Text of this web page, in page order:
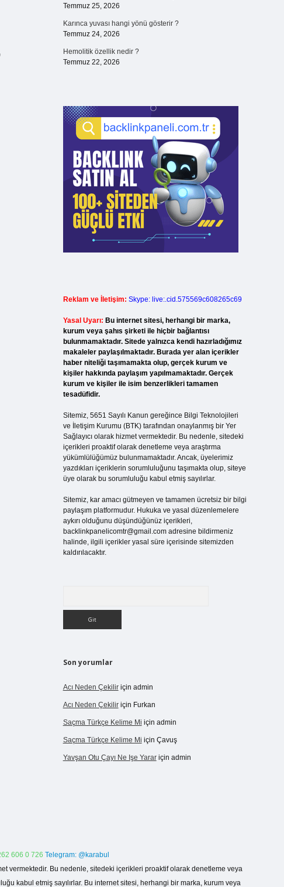
Temmuz 25, 2026
Karınca yuvası hangi yönü gösterir ?
Temmuz 24, 2026
Hemolitik özellik nedir ?
Temmuz 22, 2026
Reklam ve İletişim: Skype: live:.cid.575569c608265c69
Yasal Uyarı: Bu internet sitesi, herhangi bir marka,
kurum veya şahıs şirketi ile hiçbir bağlantısı
bulunmamaktadır. Sitede yalnızca kendi hazırladığımız
makaleler paylaşılmaktadır. Burada yer alan içerikler
haber niteliği taşımamakta olup, gerçek kurum ve
kişiler hakkında paylaşım yapılmamaktadır. Gerçek
kurum ve kişiler ile isim benzerlikleri tamamen
tesadüfidir.
Sitemiz, 5651 Sayılı Kanun gereğince Bilgi Teknolojileri
ve İletişim Kurumu (BTK) tarafından onaylanmış bir Yer
Sağlayıcı olarak hizmet vermektedir. Bu nedenle, sitedeki
içerikleri proaktif olarak denetleme veya araştırma
yükümlülüğümüz bulunmamaktadır. Ancak, üyelerimiz
yazdıkları içeriklerin sorumluluğunu taşımakta olup, siteye
üye olarak bu sorumluluğu kabul etmiş sayılırlar.
Sitemiz, kar amacı gütmeyen ve tamamen ücretsiz bir bilgi
paylaşım platformudur. Hukuka ve yasal düzenlemelere
aykırı olduğunu düşündüğünüz içerikleri,
backlinkpanelicomtr@gmail.comadresine bildirmeniz
halinde, ilgili içerikler yasal süre içerisinde sitemizden
kaldırılacaktır.
Son yorumlar
Acı Neden Çekiliriçin admin
Acı Neden Çekiliriçin Furkan
Saçma Türkçe Kelime Mi için admin
Saçma Türkçe Kelime Mi için Çavuş
Yavşan Otu Çayı Ne Işe Yarariçin admin
606 0 726 Telegram: @karabul
vermektedir. Bu nedenle, sitedeki içerikleri proaktif olarak denetleme veya
kabul etmiş sayılırlar. Bu internet sitesi, herhangi bir marka, kurum veya